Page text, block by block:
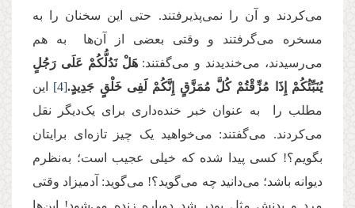
می‌کردند و آن را نمی‌پذیرفتند. حتی این سخنان را به
مسخره می‌گرفتند و وقتی بعضی ‌از آن‌ها به هم
می‌‌رسیدند، می‌خندیدند و می‌گفتند:هَلْ نَدُلُّكُمْ عَلَى رَجُلٍ
یُنَبِّئُكُمْ إِذَا مُزِّقْتُمْ كُلَّ مُمَزَّقٍ إِنَّكُمْ لَفِی خَلْقٍ جَدِیدٍ.[4] این
مطلب را به عنوان خبر خنده‌داری برای یک‌دیگر نقل
می‌کردند. می‌گفتند: می‌خواهید یک چیز تازه‌ای برایتان
بگویم؟! کسی پیدا شده که خیلی عجیب است؛ به‌نظرم
دیوانه باشد؛ می‌دانید چه می‌گوید؟! می‌گوید: آدمیزاد وقتی
مرد و بدنش مثل پودر شد دوباره زنده می‌شود! این‌ها